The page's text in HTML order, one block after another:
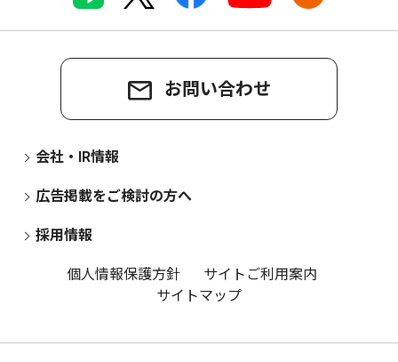
お問い合わせ
会社・IR情報
広告掲載をご検討の方へ
採用情報
個人情報保護方針
サイトご利用案内
サイトマップ